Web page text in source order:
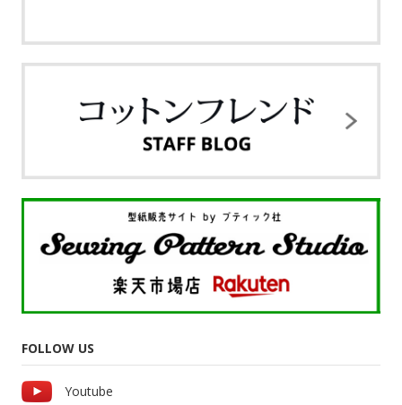
FOLLOW US
Youtube